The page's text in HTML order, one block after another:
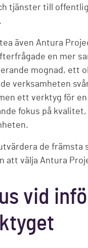
tjänster till
även Antura
en mer
mognad, ett
verksamheten
ett verktyg för
fokus på
de främsta
att välja Antura
vid